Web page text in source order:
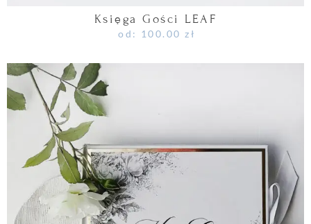
Księga Gości LEAF
od: 100.00zł